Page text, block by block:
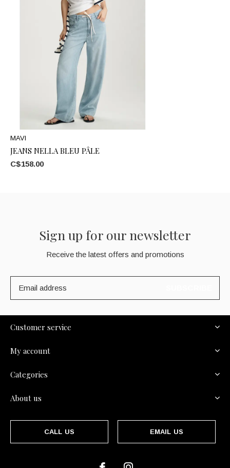
MAVI
JEANS NELLA BLEU PÂLE
C$158.00
Sign up for our newsletter
Receive the latest offers and promotions
Customer service
My account
Categories
About us
CALL US EMAIL US